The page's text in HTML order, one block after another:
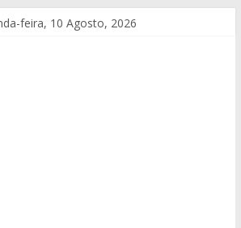
feira, 10 Agosto, 2026